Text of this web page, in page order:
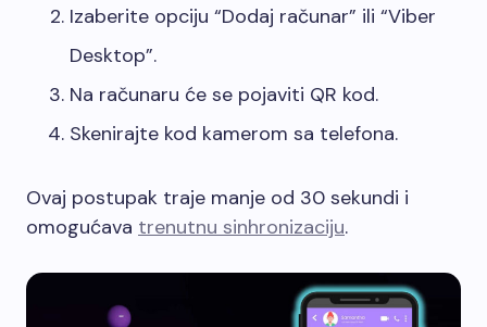
Izaberite opciju “Dodaj računar” ili “Viber
Desktop”.
Na računaru će se pojaviti QR kod.
Skenirajte kod kamerom sa telefona.
Ovaj postupak traje manje od 30 sekundi i
omogućava trenutnu sinhronizaciju.